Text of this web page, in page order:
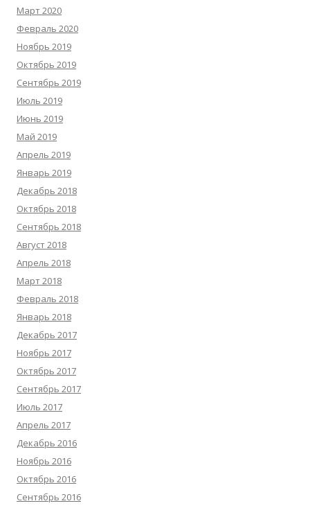
Март 2020
Февраль 2020
Ноябрь 2019
Октябрь 2019
Сентябрь 2019
Июль 2019
Июнь 2019
Май 2019
Апрель 2019
Январь 2019
Декабрь 2018
Октябрь 2018
Сентябрь 2018
Август 2018
Апрель 2018
Март 2018
Февраль 2018
Январь 2018
Декабрь 2017
Ноябрь 2017
Октябрь 2017
Сентябрь 2017
Июль 2017
Апрель 2017
Декабрь 2016
Ноябрь 2016
Октябрь 2016
Сентябрь 2016